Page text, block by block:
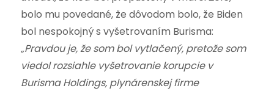
bolo mu povedané, že dôvodom bolo, že Biden
bol nespokojný s vyšetrovaním Burisma:
„Pravdou je, že som bol vytlačený, pretože som
viedol rozsiahle vyšetrovanie korupcie v
Burisma Holdings, plynárenskej firme